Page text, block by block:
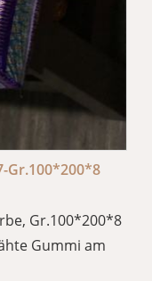
Gr.100*200*8
Gr.100*200*8
Gummi am